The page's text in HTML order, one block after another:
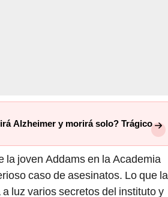
Alzheimer y morirá solo? Trágico
la joven Addams en la Academia
caso de asesinatos. Lo que la
luz varios secretos del instituto y